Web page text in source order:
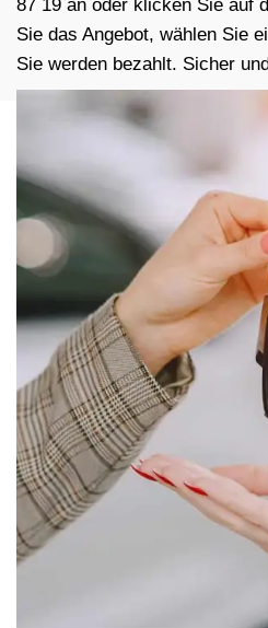
87 19 an oder klicken Sie auf
Sie das Angebot, wählen Sie
Sie werden bezahlt. Sicher